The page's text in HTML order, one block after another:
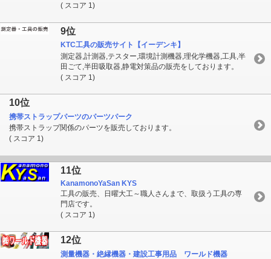
( スコア 1)
9位
KTC工具の販売サイト【イーデンキ】
測定器,計測器,テスター,環境計測機器,理化学機器,工具,半
田ごて,半田吸取器,静電対策品の販売をしております。
( スコア 1)
10位
携帯ストラップパーツのパーツパーク
携帯ストラップ関係のパーツを販売しております。
( スコア 1)
11位
KanamonoYaSan KYS
工具の販売、日曜大工～職人さんまで、取扱う工具の専
門店です。
( スコア 1)
12位
測量機器・絶縁機器・建設工事用品 ワールド機器